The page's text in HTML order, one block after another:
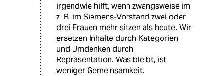
irgendwie hilft, wenn zwangsweise im
z. B. im Siemens-Vorstand zwei oder
drei Frauen mehr sitzen als heute. Wir
ersetzen Inhalte durch Kategorien
und Umdenken durch
Repräsentation. Was bleibt, ist
weniger Gemeinsamkeit.